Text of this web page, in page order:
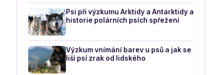
Psi při výzkumu Arktidy a Antarktidy a
historie polárních psích spřežení
Výzkum vnímání barev u psů a jak se
liší psí zrak od lidského